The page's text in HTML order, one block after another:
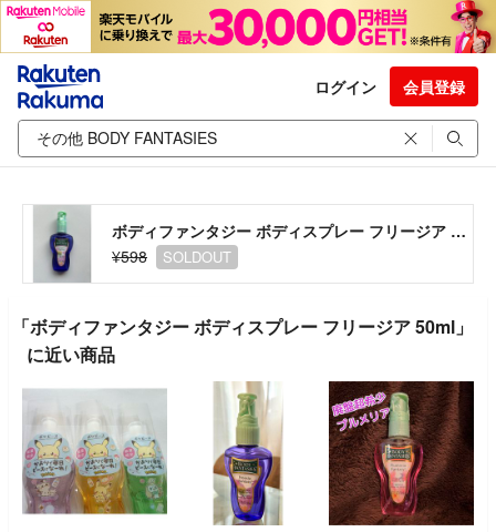
ログイン 会員登録
ボディファンタジー ボディスプレー フリージア 50ml
¥598
SOLDOUT
「ボディファンタジー ボディスプレー フリージア 50ml」
に近い商品